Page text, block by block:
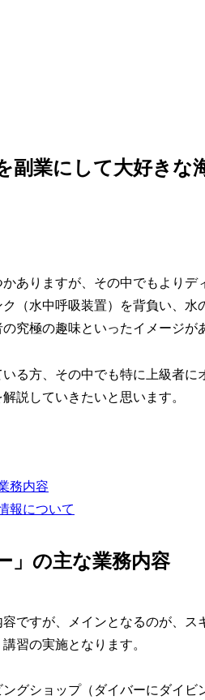
業にして大好きな
ありますが、その中でもよりデ
（水中呼吸装置）を背負い、水
究極の趣味といったイメージが
る方、その中でも特に上級者に
説していきたいと思います。
務内容
報について
」の主な業務内容
ですが、メインとなるのが、
習の実施となります。
グショップ（ダイバーにダイビ